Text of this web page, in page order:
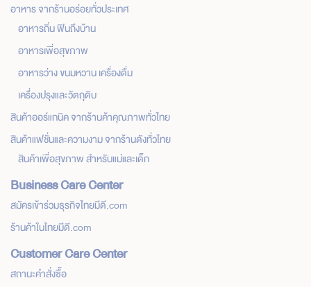
อาหาร จากร้านอร่อยทั่วประเทศ
อาหารถิ่น ฟินถึงบ้าน
อาหารเพื่อสุขภาพ
อาหารว่าง ขนมหวาน เครื่องดื่ม
เครื่องปรุงและวัตถุดิบ
สินค้าออร์แกนิค จากร้านค้าคุณภาพทั่วไทย
สินค้าแฟชั่นและความงาม จากร้านดังทั่วไทย
สินค้าเพื่อสุขภาพ สำหรับแม่และเด็ก
Business Care Center
สมัครเข้าร่วมธุรกิจไทยมีดี.com
ร้านค้าในไทยมีดี.com
Customer Care Center
สถานะคำสั่งซื้อ